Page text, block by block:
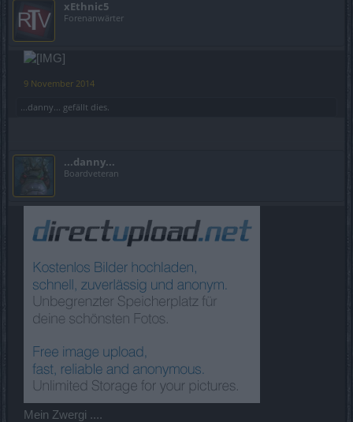
xEthnic5
Forenanwärter
9 November 2014
...danny...
gefällt dies.
...danny...
Boardveteran
Mein Zwergi ....